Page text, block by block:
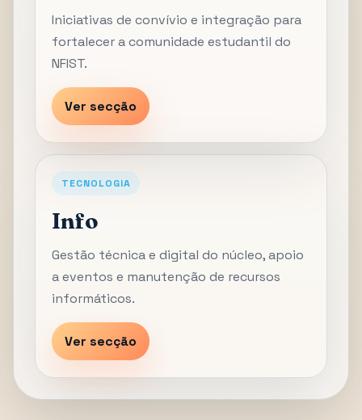
Iniciativas de convívio e integração para
fortalecer a comunidade estudantil do
NFIST.
Ver secção
TECNOLOGIA
Info
Gestão técnica e digital do núcleo, apoio
a eventos e manutenção de recursos
informáticos.
Ver secção